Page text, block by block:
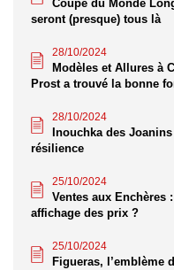
Coupe du Monde
seront (presque) tous là
28/10/2024
Modèles et Allures à
Prost a trouvé la bonne
28/10/2024
Inouchka des
résilience
25/10/2024
Ventes aux Enchères
affichage des prix ?
25/10/2024
Figueras, l’emblème